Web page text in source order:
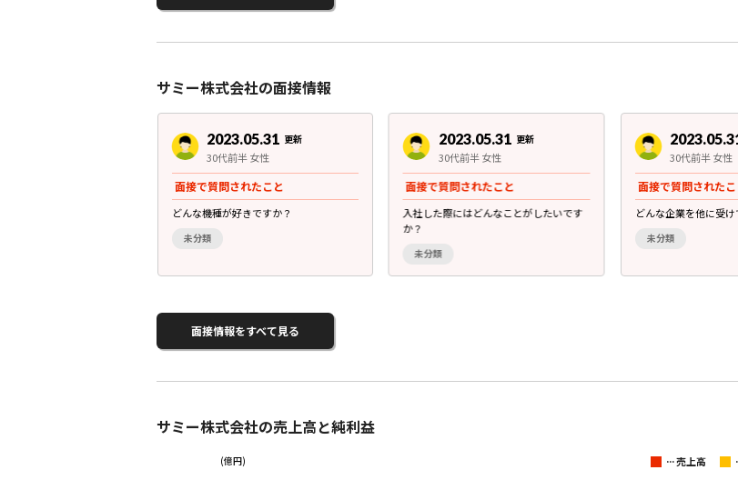
サミー株式会社の面接情報
2023.05.31 更新
30代前半 女性
面接で質問されたこと
どんな機種が好きですか？
未分類
2023.05.31 更新
30代前半 女性
面接で質問されたこと
入社した際にはどんなことがしたいです
か？
未分類
30代前半 女性
面接で質問されたこ
どんな企業を他に受け
未分類
面接情報をすべて見る
サミー株式会社の売上高と純利益
(億円) ...売上高